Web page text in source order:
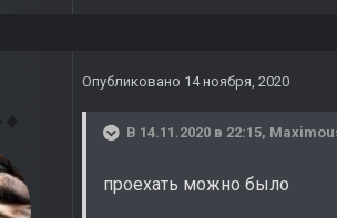
Опубликовано 14 ноября, 2020
В 14.11.2020 в 22:15,
проехать можно было